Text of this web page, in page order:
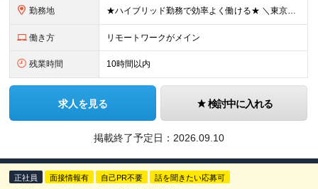
勤務地 ★ハイブリッド勤務で効率よく働ける★ ＼東京・大阪で採用実施中！大阪本社！／ 東京もしくは大阪の顧客先、もしくは当社オフィスにて勤務いただきます。 【本社】 大阪府大阪市中央区高麗橋2-2-7 東栄
働き方 リモートワークがメイン
残業時間 10時間以内
求人を見る 検討中に入れる
掲載終了予定日： 2026.09.10
正社員 面接情報有 自己PR不要 話を聞きたい応募可